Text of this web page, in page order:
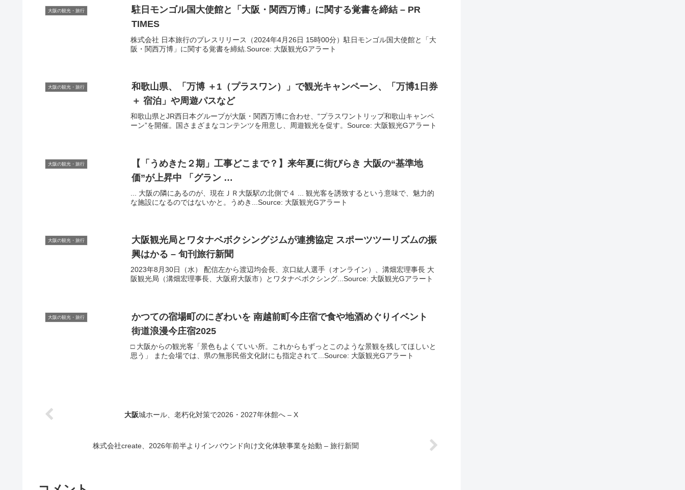
大阪の観光・旅行 駐日モンゴル国大使館と「 大阪 ・関西万博」に関する覚書を締結 – PR
TIMES
株式会社 日本旅行のプレスリリース（2024年4月26日 15時00分）駐日モンゴル国大使館と「大
阪・関西万博」に関する覚書を締結.Source: 大阪観光Gアラート
大阪の観光・旅行 和歌山県、「万博 ＋1（プラスワン）」で観光キャンペーン、「万博1日券
＋ 宿泊」や周遊パスなど
和歌山県とJR西日本グループが大阪・関西万博に合わせ、“プラスワントリップ和歌山キャンペ
ーン”を開催。国さまざまなコンテンツを用意し、周遊観光を促す。Source: 大阪観光Gアラート
大阪の観光・旅行 【「うめきた２期」工事どこまで？】来年夏に街びらき 大阪の“基準地
価”が上昇中 「グラン …
... 大阪の隣にあるのが、現在ＪＲ大阪駅の北側で４ ... 観光客を誘致するという意味で、魅力的
な施設になるのではないかと。うめき...Source: 大阪観光Gアラート
大阪の観光・旅行 大阪観光局とワタナベボクシングジムが連携協定 スポーツツーリズムの振
興はかる – 旬刊旅行新聞
2023年8月30日（水） 配信左から渡辺均会長、京口紘人選手（オンライン）、溝畑宏理事長 大
阪観光局（溝畑宏理事長、大阪府大阪市）とワタナベボクシング...Source: 大阪観光Gアラート
大阪の観光・旅行
かつての宿場町のにぎわいを 南越前町今庄宿で食や地酒めぐりイベント
街道浪漫今庄宿2025
□ 大阪からの観光客「景色もよくていい所。これからもずっとこのような景観を残してほしいと
思う」 また会場では、県の無形民俗文化財にも指定されて...Source: 大阪観光Gアラート
大阪城ホール、老朽化対策で2026・2027年休館へ – X
株式会社create、2026年前半よりインバウンド向け文化体験事業を始動 – 旅行新聞